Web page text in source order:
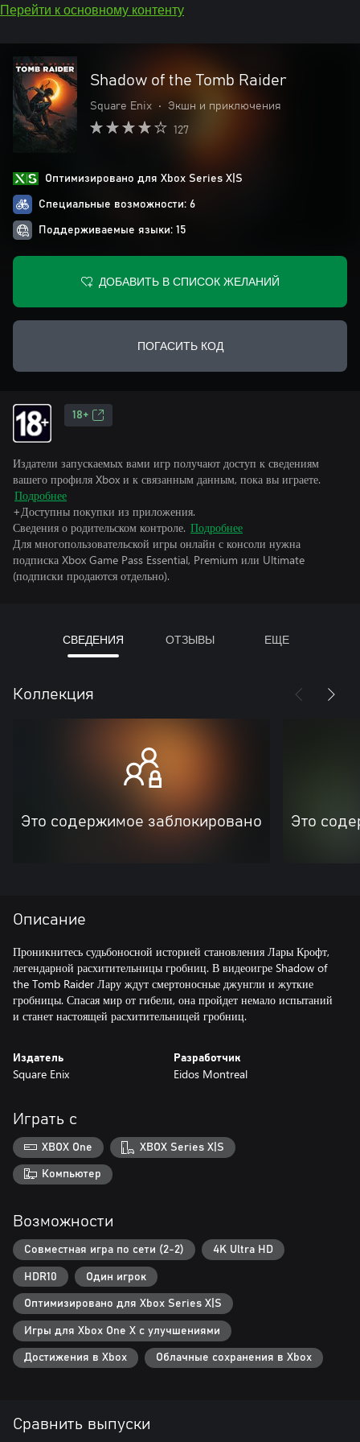
Перейти к основному контенту
Shadow of the Tomb Raider
Square Enix • Экшн и приключения
127
Оптимизировано для Xbox Series X|S
Специальные возможности: 6
Поддерживаемые языки: 15
ДОБАВИТЬ В СПИСОК ЖЕЛАНИЙ
ПОГАСИТЬ КОД
18+
Издатели запускаемых вами игр получают доступ к сведениям
вашего профиля Xbox и к связанным данным, пока вы играете.
Подробнее
+Доступны покупки из приложения.
Сведения о родительском контроле. Подробнее
Для многопользовательской игры онлайн с консоли нужна
подписка Xbox Game Pass Essential, Premium или Ultimate
(подписки продаются отдельно).
СВЕДЕНИЯ ОТЗЫВЫ ЕЩЕ
Коллекция
Это содержимое заблокировано Это
Описание
Проникнитесь судьбоносной историей становления Лары Крофт,
легендарной расхитительницы гробниц. В видеоигре Shadow of
the Tomb Raider Лару ждут смертоносные джунгли и жуткие
гробницы. Спасая мир от гибели, она пройдет немало испытаний
и станет настоящей расхитительницей гробниц.
Издатель
Square Enix
Разработчик
Eidos Montreal
Играть с
XBOX One XBOX Series X|S
Компьютер
Возможности
Совместная игра по сети (2-2) 4K Ultra HD
HDR10 Один игрок
Оптимизировано для Xbox Series X|S
Игры для Xbox One X с улучшениями
Достижения в Xbox Облачные сохранения в Xbox
Сравнить выпуски